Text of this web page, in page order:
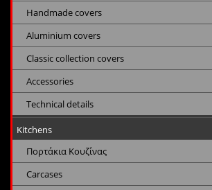
Handmade covers
Aluminium covers
Classic collection covers
Accessories
Technical details
Kitchens
Πορτάκια Κουζίνας
Carcases